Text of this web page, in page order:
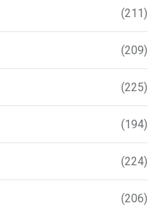
(211)
(209)
(225)
(194)
(224)
(206)